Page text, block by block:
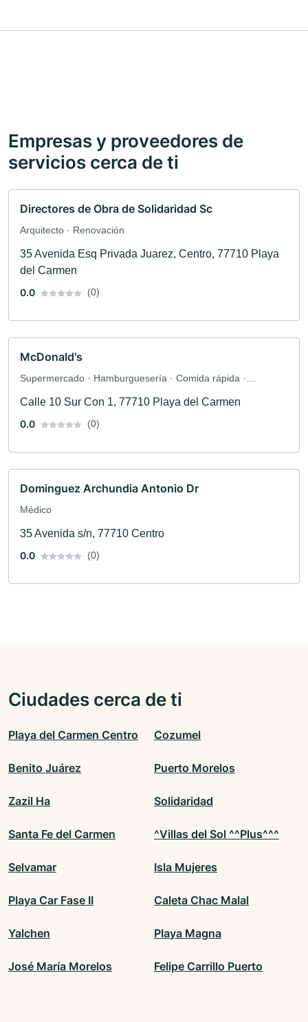
Empresas y proveedores de
servicios cerca de ti
Directores de Obra de Solidaridad Sc
Arquitecto · Renovación
35 Avenida Esq Privada Juarez, Centro, 77710 Playa
del Carmen
0.0
(0)
McDonald's
Supermercado · Hamburguesería · Comida rápida ·
Calle 10 Sur Con 1, 77710 Playa del Carmen
0.0
(0)
Dominguez Archundia Antonio Dr
Médico
35 Avenida s/n, 77710 Centro
0.0
(0)
Ciudades cerca de ti
Playa del Carmen Centro Cozumel
Benito Juárez Puerto Morelos
Zazil Ha Solidaridad
Santa Fe del Carmen ^Villas del Sol ^^Plus^^^
Selvamar Isla Mujeres
Playa Car Fase II Caleta Chac Malal
Yalchen Playa Magna
José María Morelos Felipe Carrillo Puerto